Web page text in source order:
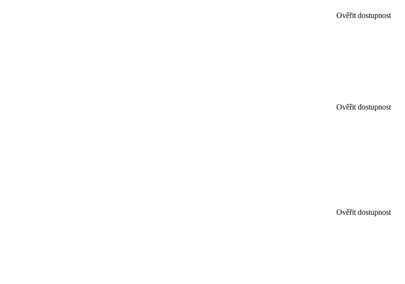
Ověřit dostupnost
Ověřit dostupnost
Ověřit dostupnost